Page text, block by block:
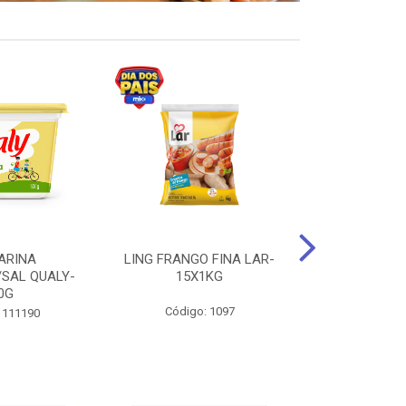
QUALY-
LING FRANGO FINA LAR-
15X1KG
Código: 1097